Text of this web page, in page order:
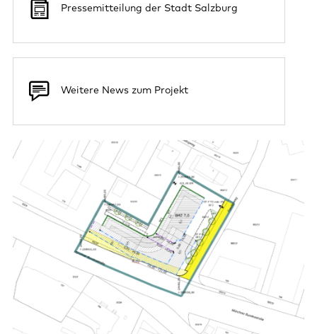
Pressemitteilung der Stadt Salzburg
Weitere News zum Projekt